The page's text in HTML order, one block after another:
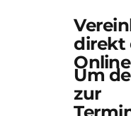
direkt
Um
zur